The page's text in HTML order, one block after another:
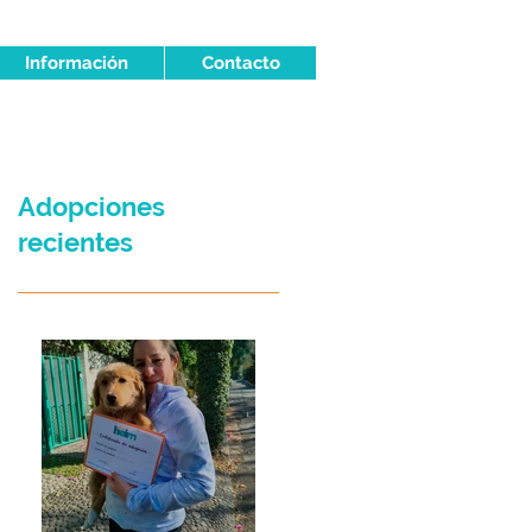
Información Contacto
Adopciones
recientes